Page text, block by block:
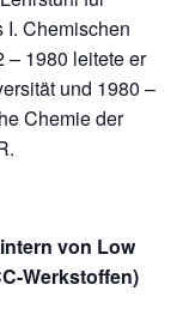
Chemischen
– 1980 leitete er
und 1980 –
Chemie der
von Low
Werkstoffen)